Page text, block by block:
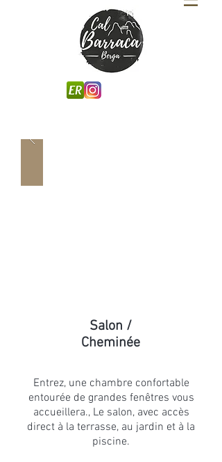
Salon /
Cheminée
Entrez, une chambre confortable
entourée de grandes fenêtres vous
accueillera., Le salon, avec accès
direct à la terrasse, au jardin et à la
piscine.